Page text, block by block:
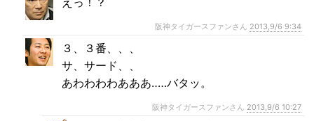
阪神タイガースファンさん 2013,9/6 9:34
３、３番、、、
サ、サード、、
あわわわわあああ‥…バタッ。
阪神タイガースファンさん 2013,9/6 10:27